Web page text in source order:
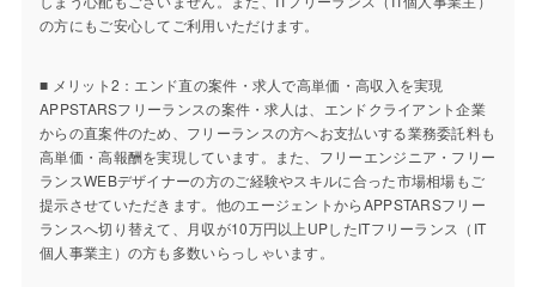
の方にもご安心してご利用いただけます。
■ メリット2：エンド直の案件・求人で高単価・高収入を実現
APPSTARSフリーランスの案件・求人は、エンドクライアント企業
からの直案件のため、フリーランスの方へお支払いする業務委託料も
高単価・高報酬を実現しています。また、フリーエンジニア・フリー
ランスWEBデザイナーの方のご経験やスキルに合った市場相場もご
提示させていただきます。他のエージェントからAPPSTARSフリー
ランスへ切り替えて、月収が10万円以上UPしたITフリーランス（IT
個人事業主）の方も多数いらっしゃいます。